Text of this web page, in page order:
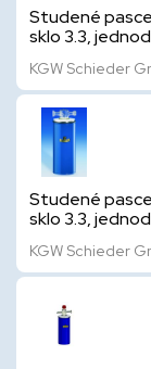
Studené
sklo 3.3,
KGW Schieder
Studené
sklo 3.3,
KGW Schieder